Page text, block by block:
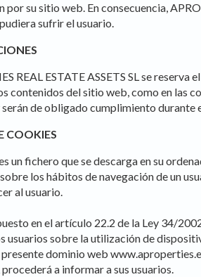
por su sitio web. En consecuencia,
sufrir el usuario.
REAL ESTATE ASSETS SL se
contenidos del sitio web, como en las
serán de obligado cumplimiento
COOKIES
un fichero que se descarga en su
los hábitos de navegación de un
al usuario.
en el artículo 22.2 de la Ley 34/
usuarios sobre la utilización de
dominio web
a informar a sus usuarios.
They